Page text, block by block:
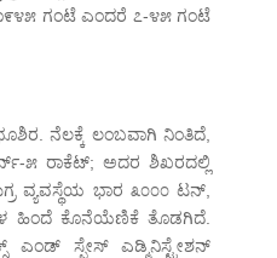
ಗಂಟೆ ಎಂದರೆ ೭-೪೫ ಗಂಟೆ
ನೆಲಕ್ಕೆ ಲಂಬವಾಗಿ ನಿಂತಿದೆ,
೫ ರಾಕೆಟ್; ಅದರ ಶಿಖರದಲ್ಲಿ
ವ್ಯವಸ್ಥೆಯ ಭಾರ ೩೦೦೦ ಟನ್,
ಹಿಂದೆ ಕೊನೆಯೆಣಿಕೆ ತೊಡಗಿದೆ.
ಎಂಡ್ ಸ್ಪೇಸ್ ಎಡ್ಮಿನಿಸ್ಟ್ರೇಶನ್